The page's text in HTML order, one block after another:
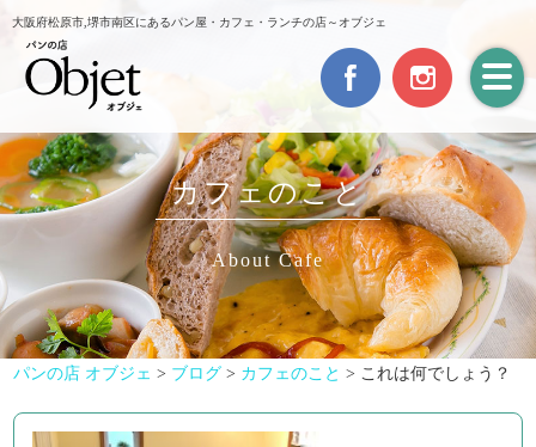
大阪府松原市,堺市南区にあるパン屋・カフェ・ランチの店～オブジェ
カフェのこと
About Cafe
パンの店 オブジェ > ブログ > カフェのこと > これは何でしょう？